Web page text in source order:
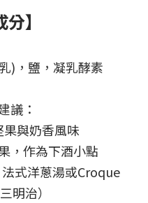
】
)，鹽，凝乳酵素
議：
與奶香風味
，作為下酒小點
式洋蔥湯或Croque
明治）